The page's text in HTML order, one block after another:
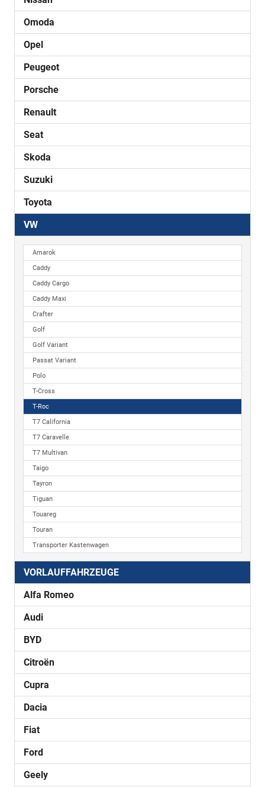
Omoda
Opel
Peugeot
Porsche
Renault
Seat
Skoda
Suzuki
Toyota
VW
Amarok
Caddy
Caddy Cargo
Caddy Maxi
Crafter
Golf
Golf Variant
Passat Variant
Polo
T-Cross
T-Roc
T7 California
T7 Caravelle
T7 Multivan
Taigo
Tayron
Tiguan
Touareg
Touran
Transporter Kastenwagen
VORLAUFFAHRZEUGE
Alfa Romeo
Audi
BYD
Citroën
Cupra
Dacia
Fiat
Ford
Geely